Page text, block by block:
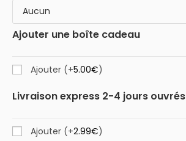
Ajouter une boîte cadeau
Ajouter (+5.00€)
Livraison express 2-4 jours ouvrés
Ajouter (+2.99€)